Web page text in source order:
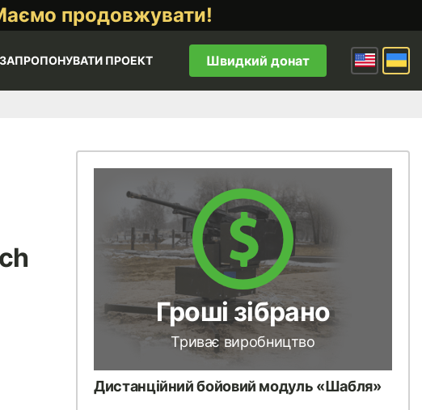
продовжувати!
ЗАПРОПОНУВАТИ ПРОЕКТ Швидкий донат
Гроші зібрано
Триває виробництво
Дистанційний бойовий модуль «Шабля»